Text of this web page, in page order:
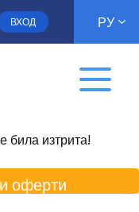
ВХОД РУ
била изтрита!
оферти